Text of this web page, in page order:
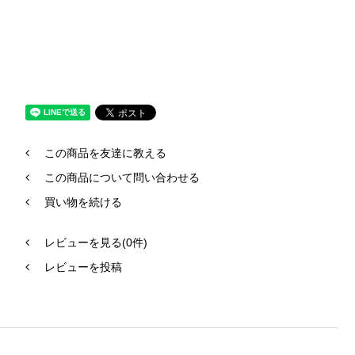
この商品を友達に教える
この商品について問い合わせる
買い物を続ける
レビューを見る(0件)
レビューを投稿